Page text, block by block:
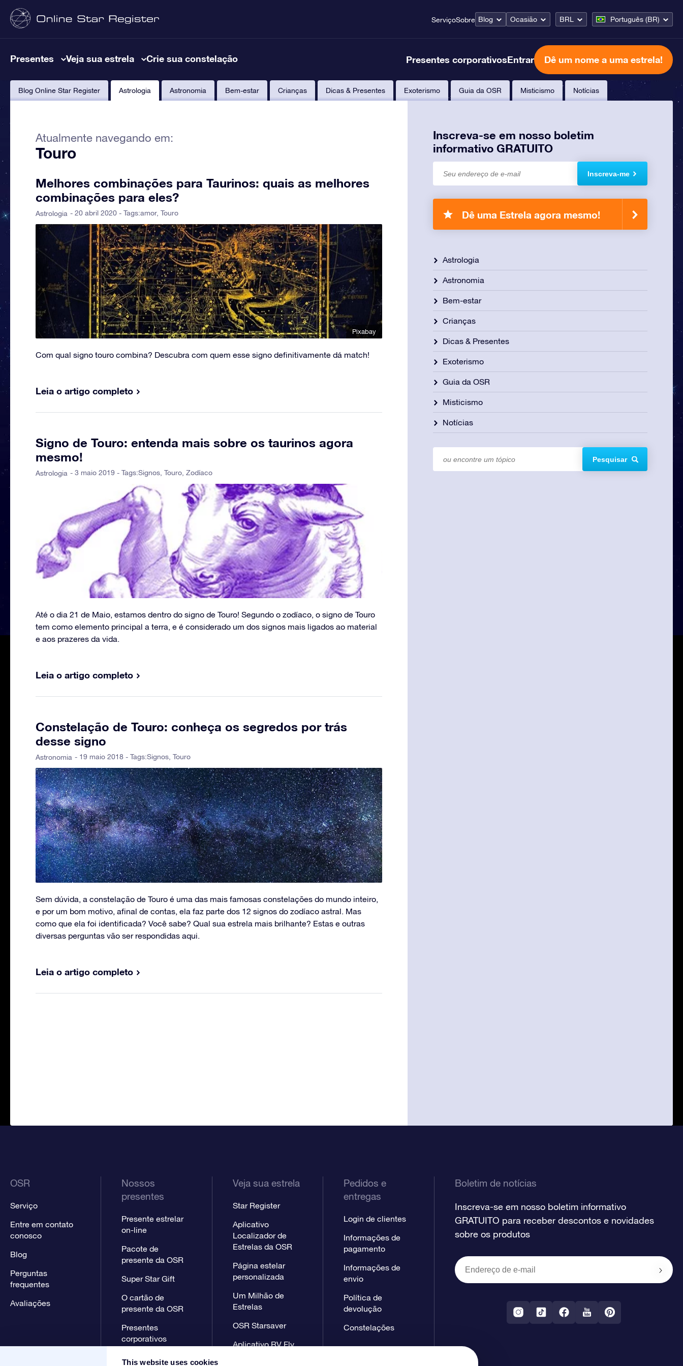
This website uses cookies
ServiçoSobre Blog Ocasião BRL Português (BR)
Presentes Veja sua estrela Crie sua constelação Presentes corporativosEntrar Dê um nome a uma estrela!
Blog Online Star Register Astrologia Astronomia Bem-estar Crianças Dicas & Presentes Exoterismo Guia da OSR Misticismo Notícias
Atualmente navegando em:
Touro
Melhores combinações para Taurinos: quais as melhores
combinações para eles?
Astrologia - 20 abril 2020 - Tags:amor, Touro
Pixabay
Com qual signo touro combina? Descubra com quem esse signo definitivamente dá match!
Leia o artigo completo
Signo de Touro: entenda mais sobre os taurinos agora
mesmo!
Astrologia - 3 maio 2019 - Tags:Signos Touro Zodíaco
Até o dia 21 de Maio, estamos dentro do signo de Touro! Segundo o zodíaco, o signo de Touro
tem como elemento principal a terra, e é considerado um dos signos mais ligados ao material
e aos prazeres da vida.
Leia o artigo completo
Constelação de Touro: conheça os segredos por trás
desse signo
Astronomia - 19 maio 2018 - Tags:Signos, Touro
Sem dúvida, a constelação de Touro é uma das mais famosas constelações do mundo inteiro,
e por um bom motivo, afinal de contas, ela faz parte dos 12 signos do zodíaco astral. Mas
como que ela foi identificada? Você sabe? Qual sua estrela mais brilhante? Estas e outras
diversas perguntas vão ser respondidas aqui.
Leia o artigo completo
Inscreva-se em nosso boletim
informativo GRATUITO
Inscreva-me
Dê uma Estrela agora mesmo!
Astrologia
Astronomia
Bem-estar
Crianças
Dicas & Presentes
Exoterismo
Guia da OSR
Misticismo
Notícias
Pesquisar
OSR
Serviço
Entre em contato
conosco
Blog
Perguntas
frequentes
Avaliações
Nossos
presentes
Presente estrelar
on-line
Pacote de
presente da OSR
Super Star Gift
O cartão de
presente da OSR
Presentes
corporativos
Veja sua estrela
Star Register
Aplicativo
Localizador de
Estrelas da OSR
Página estelar
personalizada
Um Milhão de
Estrelas
OSR Starsaver
Aplicativo RV Fly
Pedidos e
entregas
Login de clientes
Informações de
pagamento
Informações de
envio
Política de
devolução
Constelações
Boletim de notícias
Inscreva-se em nosso boletim informativo
GRATUITO para receber descontos e novidades
sobre os produtos